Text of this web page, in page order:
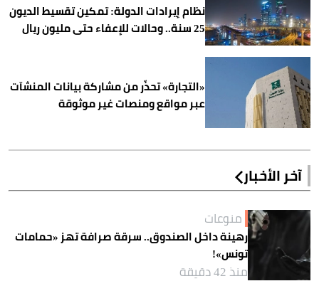
نظام إيرادات الدولة: تمكين تقسيط الديون
25 سنة.. وحالات للإعفاء حتى مليون ريال
«التجارة» تحذّر من مشاركة بيانات المنشآت
عبر مواقع ومنصات غير موثوقة
آخر الأخبار
منوعات
رهينة داخل الصندوق.. سرقة صرافة تهز «حمامات
تونس»!
منذ 42 دقيقة